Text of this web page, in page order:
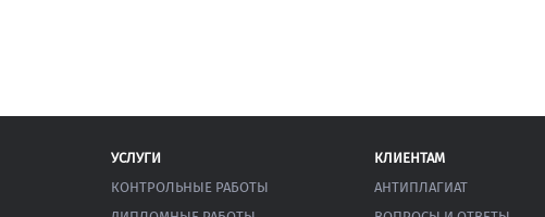
УСЛУГИ
КОНТРОЛЬНЫЕ РАБОТЫ
КЛИЕНТАМ
АНТИПЛАГИАТ